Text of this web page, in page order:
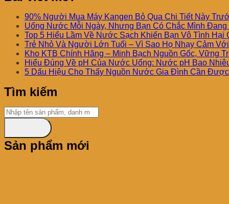
90% Người Mua Máy Kangen Bỏ Qua Chi Tiết Này
Uống Nước Mỗi Ngày, Nhưng Bạn Có Chắc Mình Đang
Top 5 Hiểu Lầm Về Nước Sạch Khiến Bạn Vô Tình Hại
Trẻ Nhỏ Và Người Lớn Tuổi – Vì Sao Họ Nhạy Cảm
Kho KTB Chính Hãng – Minh Bạch Nguồn Gốc, Vững
Hiểu Đúng Về pH Của Nước Uống: Nước pH Bao
5 Dấu Hiệu Cho Thấy Nguồn Nước Gia Đình Cần Được
Tìm kiếm
Sản phẩm mới